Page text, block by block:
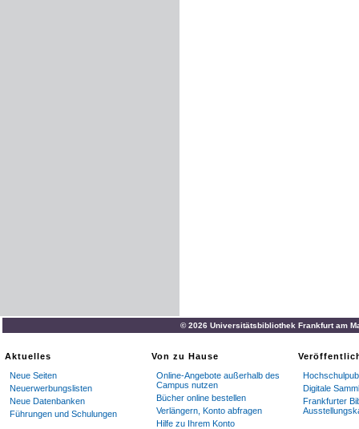
© 2026 Universitätsbibliothek Frankfurt am
Aktuelles
Neue Seiten
Neuerwerbungslisten
Neue Datenbanken
Führungen und Schulungen
Von zu Hause
Online-Angebote außerhalb des
Campus nutzen
Bücher online bestellen
Verlängern, Konto abfragen
Hilfe zu Ihrem Konto
Digitale
Frankfurter